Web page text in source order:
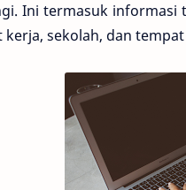
Ini termasuk
sekolah, dan